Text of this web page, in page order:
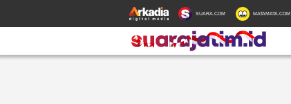
SUARA.COM MATAMATA.COM